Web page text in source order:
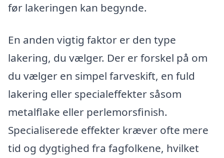
før lakeringen kan begynde.
En anden vigtig faktor er den type
lakering, du vælger. Der er forskel på om
du vælger en simpel farveskift, en fuld
lakering eller specialeffekter såsom
metalflake eller perlemorsfinish.
Specialiserede effekter kræver ofte mere
tid og dygtighed fra fagfolkene, hvilket